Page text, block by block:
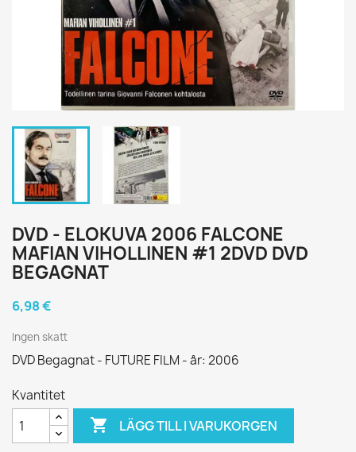
DVD - ELOKUVA 2006 FALCONE
MAFIAN VIHOLLINEN #1 2DVD DVD
BEGAGNAT
6,98 €
Ingen skatt
DVD Begagnat - FUTURE FILM - år: 2006
Kvantitet
 LÄGG TILL I VARUKORGEN